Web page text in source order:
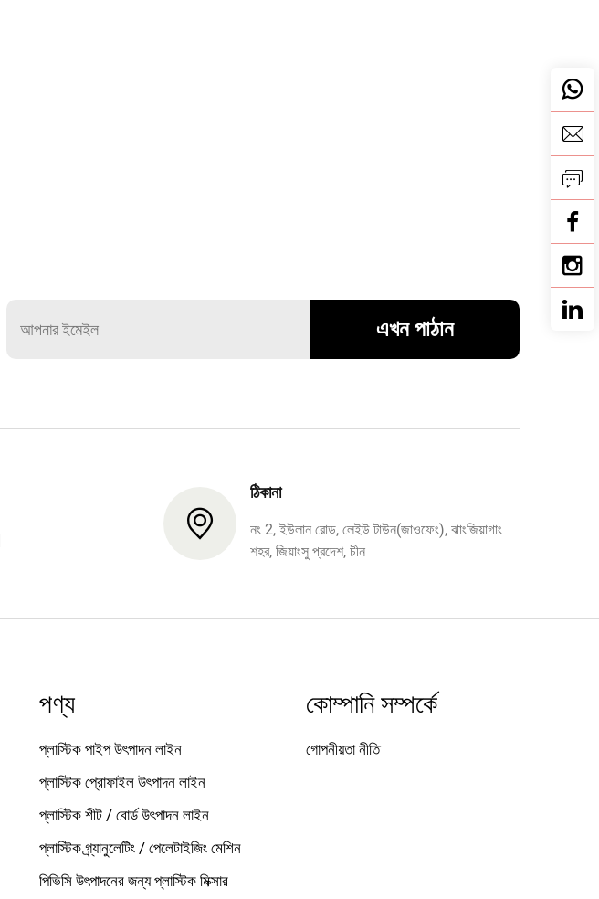
এখন পাঠান
ঠিকানা
নং 2, ইউলান রোড, লেইউ টাউন(জাওফেং), ঝাংজিয়াগাং
শহর, জিয়াংসু প্রদেশ, চীন
পণ্য
প্লাস্টিক পাইপ উৎপাদন লাইন
প্লাস্টিক প্রোফাইল উৎপাদন লাইন
প্লাস্টিক শীট / বোর্ড উৎপাদন লাইন
প্লাস্টিক গ্র্যানুলেটিং / পেলেটাইজিং মেশিন
পিভিসি উৎপাদনের জন্য প্লাস্টিক মিক্সার
কোম্পানি সম্পর্কে
গোপনীয়তা নীতি